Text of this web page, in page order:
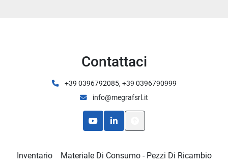
Contattaci
+39 0396792085, +39 0396790999
info@megrafsrl.it
youtubelinkedin
Inventario
Materiale Di Consumo - Pezzi Di Ricambio